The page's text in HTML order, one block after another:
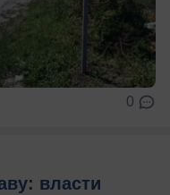
0
власти